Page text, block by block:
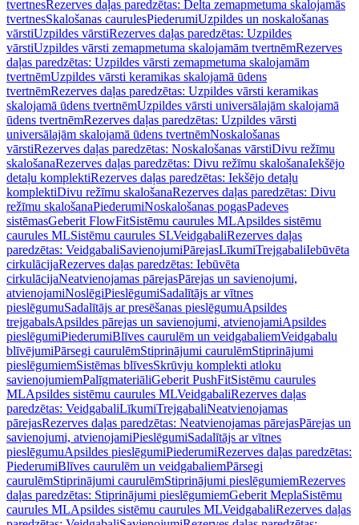
tvertnesRezerves daļas paredzētas: Delta zemapmetuma skalojamās
tvertnesSkalošanas caurulesPiederumiUzpildes un noskalošanas
vārstiUzpildes vārstiRezerves daļas paredzētas: Uzpildes
vārstiUzpildes vārsti zemapmetuma skalojamām tvertnēmRezerves
daļas paredzētas: Uzpildes vārsti zemapmetuma skalojamām
tvertnēmUzpildes vārsti keramikas skalojamā ūdens
tvertnēmRezerves daļas paredzētas: Uzpildes vārsti keramikas
skalojamā ūdens tvertnēmUzpildes vārsti universālajām skalojamā
ūdens tvertnēmRezerves daļas paredzētas: Uzpildes vārsti
universālajām skalojamā ūdens tvertnēmNoskalošanas
vārstiRezerves daļas paredzētas: Noskalošanas vārstiDivu režīmu
skalošanaRezerves daļas paredzētas: Divu režīmu skalošanaIekšējo
detaļu komplektiRezerves daļas paredzētas: Iekšējo detaļu
komplektiDivu režīmu skalošanaRezerves daļas paredzētas: Divu
režīmu skalošanaPiederumiNoskalošanas pogasPadeves
sistēmasGeberit FlowFitSistēmu caurules MLApsildes sistēmu
caurules MLSistēmu caurules SLVeidgabaliRezerves daļas
paredzētas: VeidgabaliSavienojumiPārejasLīkumiTrejgabaliIebūvēta
cirkulācijaRezerves daļas paredzētas: Iebūvēta
cirkulācijaNeatvienojamas pārejasPārejas un savienojumi,
atvienojamiNoslēgiPieslēgumiSadalītājs ar vītnes
pieslēgumuSadalītājs ar presēšanas pieslēgumuApsildes
trejgabalsApsildes pārejas un savienojumi, atvienojamiApsildes
pieslēgumiPiederumiBlīves caurulēm un veidgabaliemVeidgabalu
blīvējumiPārsegi caurulēmStiprinājumi caurulēmStiprinājumi
pieslēgumiemSistēmas blīvesSkrūvju komplekti atloku
savienojumiemPalīgmateriāliGeberit PushFitSistēmu caurules
MLApsildes sistēmu caurules MLVeidgabaliRezerves daļas
paredzētas: VeidgabaliLīkumiTrejgabaliNeatvienojamas
pārejasRezerves daļas paredzētas: Neatvienojamas pārejasPārejas un
savienojumi, atvienojamiPieslēgumiSadalītājs ar vītnes
pieslēgumuApsildes pieslēgumiPiederumiRezerves daļas paredzētas:
PiederumiBlīves caurulēm un veidgabaliemPārsegi
caurulēmStiprinājumi caurulēmStiprinājumi pieslēgumiemRezerves
daļas paredzētas: Stiprinājumi pieslēgumiemGeberit MeplaSistēmu
caurules MLApsildes sistēmu caurules MLVeidgabaliRezerves daļas